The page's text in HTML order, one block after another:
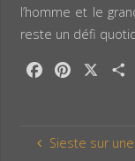
l’homme et le
reste un défi
e
Sieste sur